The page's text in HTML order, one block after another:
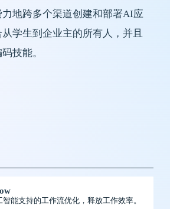
力地跨多个渠道创建和部署AI应
学生到企业主的所有人，并且
技能。
智能支持的工作流优化，释放工作效率。